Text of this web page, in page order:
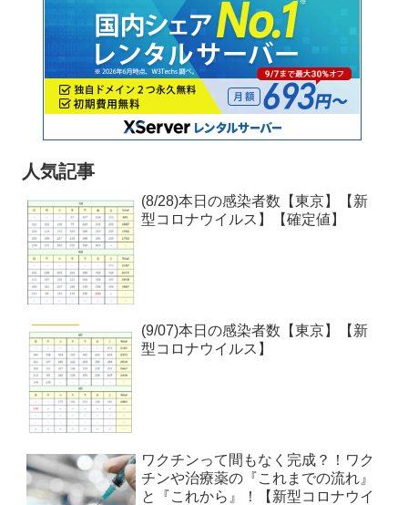
人気記事
(8/28)本日の感染者数【東京】【新
型コロナウイルス】【確定値】
(9/07)本日の感染者数【東京】【新
型コロナウイルス】
ワクチンって間もなく完成？！ワク
チンや治療薬の『これまでの流れ』
と『これから』！【新型コロナウイ